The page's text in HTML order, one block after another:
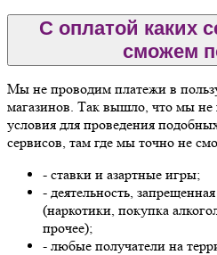
С оплатой каких
сможем
Мы не проводим платежи в
магазинов. Так вышло, что мы не
условия для проведения
сервисов, там где мы точно не
- ставки и азартные игры;
- деятельность,
(наркотики, покупка
прочее);
- любые получатели на